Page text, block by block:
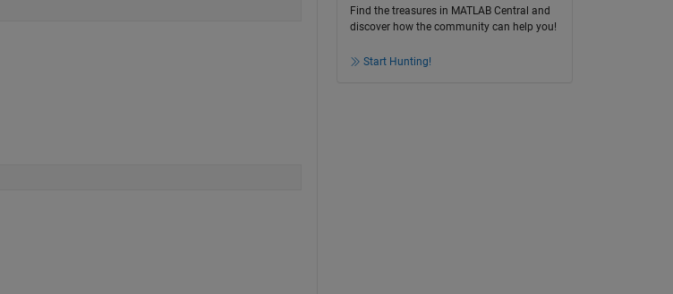
Find the treasures in MATLAB Central and
discover how the community can help you!
Start Hunting!